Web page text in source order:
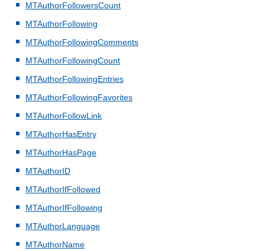
MTAuthorFollowersCount
MTAuthorFollowing
MTAuthorFollowingComments
MTAuthorFollowingCount
MTAuthorFollowingEntries
MTAuthorFollowingFavorites
MTAuthorFollowLink
MTAuthorHasEntry
MTAuthorHasPage
MTAuthorID
MTAuthorIfFollowed
MTAuthorIfFollowing
MTAuthorLanguage
MTAuthorName